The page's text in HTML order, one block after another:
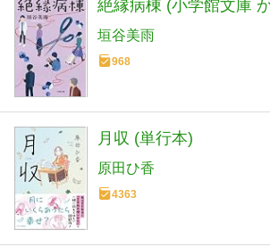
絶縁病棟 (小学館文庫
垣谷美雨
968
月収 (単行本)
原田ひ香
4363